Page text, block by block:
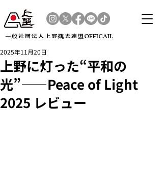
​一般社団法人上野観光連盟OFFICAIL
上野に灯った“平和の
光”——Peace of Light
2025 レビュー
2025年11月20日